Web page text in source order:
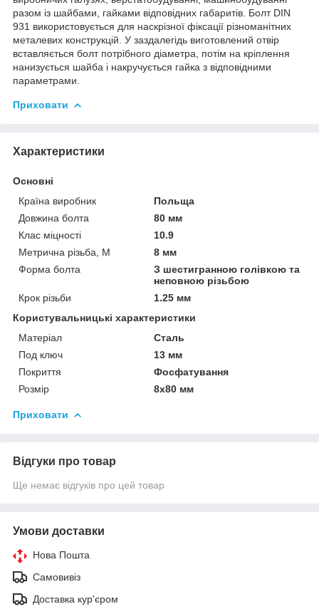
разом із шайбами, гайками відповідних габаритів. Болт DIN
931 використовується для наскрізної фіксації різноманітних
металевих конструкцій. У заздалегідь виготовлений отвір
вставляється болт потрібного діаметра, потім на кріплення
нанизується шайба і накручується гайка з відповідними
параметрами.
Приховати
Характеристики
Основні
Країна виробник
Польща
Довжина болта
80 мм
Клас міцності
10.9
Метрична різьба, М
8 мм
Форма болта
З шестигранною голівкою та
неповною різьбою
Крок різьби
1.25 мм
Користувальницькі характеристики
Матеріал
Сталь
Под ключ
13 мм
Покриття
Фосфатування
Розмір
8х80 мм
Приховати
Відгуки про товар
Ще немає відгуків про цей товар
Умови доставки
Нова Пошта
Самовивіз
Доставка кур'єром